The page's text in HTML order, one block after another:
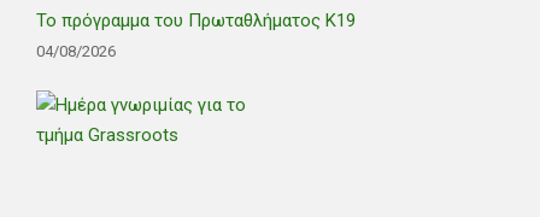
Το πρόγραμμα του Πρωταθλήματος Κ19
04/08/2026